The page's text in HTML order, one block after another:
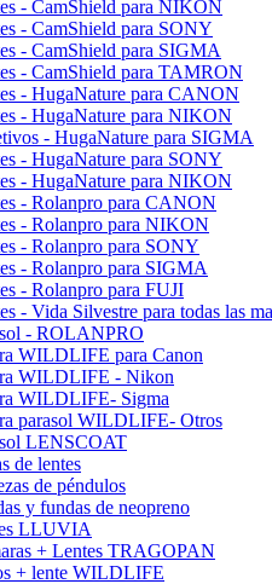
- CamShield para NIKON
- CamShield para SONY
- CamShield para SIGMA
- CamShield para TAMRON
- HugaNature para CANON
- HugaNature para NIKON
- HugaNature para SIGMA
- HugaNature para SONY
- HugaNature para NIKON
- Rolanpro para CANON
- Rolanpro para NIKON
- Rolanpro para SONY
- Rolanpro para SIGMA
- Rolanpro para FUJI
- Vida Silvestre para todas las
- ROLANPRO
WILDLIFE para Canon
WILDLIFE - Nikon
WILDLIFE- Sigma
parasol WILDLIFE- Otros
LENSCOAT
de lentes
de péndulos
y fundas de neopreno
LLUVIA
+ Lentes TRAGOPAN
+ lente WILDLIFE